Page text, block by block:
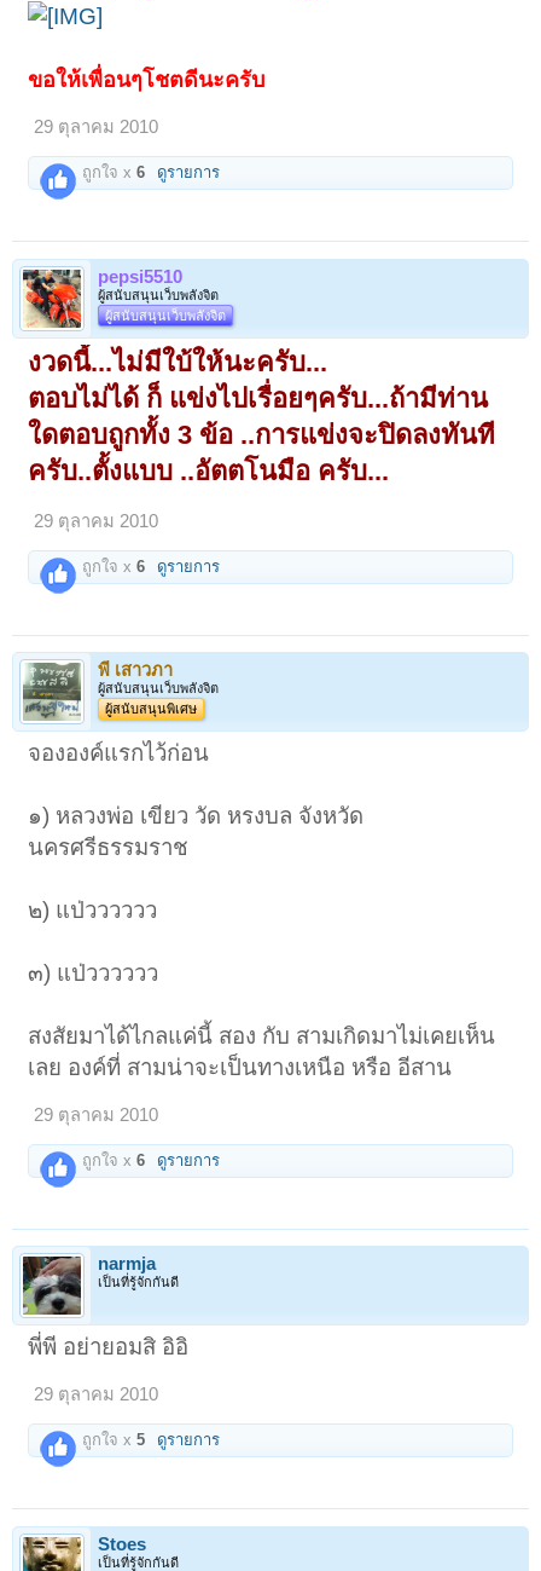
ขอให้เพื่อนๆโชตดีนะครับ
29 ตุลาคม 2010
ถูกใจ x6 ดูรายการ
pepsi5510
ผู้สนับสนุนเว็บพลังจิต
ผู้สนับสนุนเว็บพลังจิต
งวดนี้...ไม่มีใบ้ให้นะครับ...
ตอบไม่ได้ ก็ แข่งไปเรื่อยๆครับ...ถ้ามีท่าน
ใดตอบถูกทั้ง 3 ข้อ ..การแข่งจะปิดลงทันที
ครับ..ตั้งแบบ ..อัตตโนมือ ครับ...
29 ตุลาคม 2010
ถูกใจ x6 ดูรายการ
พี เสาวภา
ผู้สนับสนุนเว็บพลังจิต
ผู้สนับสนุนพิเศษ
จององค์แรกไว้ก่อน
๑) หลวงพ่อ เขียว วัด หรงบล จังหวัด
นครศรีธรรมราช
๒) แป่วววววว
๓) แป่วววววว
สงสัยมาได้ไกลแค่นี้ สอง กับ สามเกิดมาไม่เคยเห็น
เลย องค์ที่ สามน่าจะเป็นทางเหนือ หรือ อีสาน
29 ตุลาคม 2010
ถูกใจ x6 ดูรายการ
narmja
เป็นที่รู้จักกันดี
พี่พี อย่ายอมสิ อิอิ
29 ตุลาคม 2010
ถูกใจ x5 ดูรายการ
Stoes
เป็นที่รู้จักกันดี